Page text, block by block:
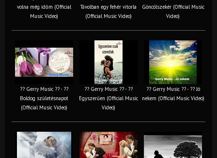
volna még időm (Official
Music Video)
Távolban egy fehér vitorla
(Official Music Video)
Göncölszekér (Official Music
Video)
?? Gerry Music ?? - ??
Boldog születésnapot
(Official Music Video)
?? Gerry Music ?? - ??
Egyszerűen (Official Music
Video)
?? Gerry Music ?? - ?? Jó
nekem (Official Music Video)